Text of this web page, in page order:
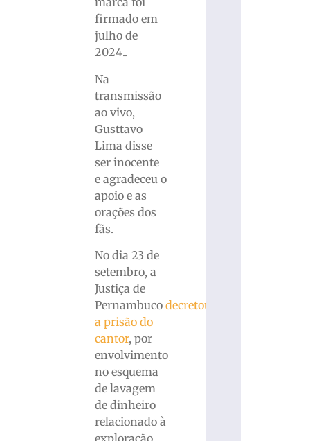
firmado em
julho de
2024..
Na
transmissão
ao vivo,
Gusttavo
Lima disse
ser inocente
e agradeceu o
apoio e as
orações dos
fãs.
No dia 23 de
setembro, a
Justiça de
Pernambucodecretou
a prisão do
cantor, por
envolvimento
no esquema
de lavagem
de dinheiro
relacionado à